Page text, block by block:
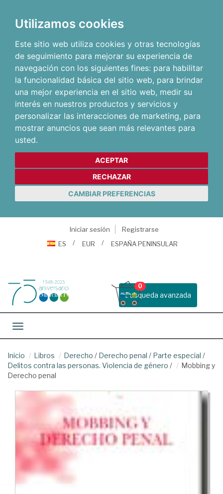
Utilizamos cookies
Este sitio web utiliza cookies y otras tecnologías
de seguimiento para mejorar su experiencia de
navegación con los siguientes fines: para habilitar
la funcionalidad básica del sitio web, para brindar
una mejor experiencia en el sitio web, medir su
interés en nuestros productos y servicios y
personalizar las interacciones de marketing, para
mostrar anuncios que sean más relevantes para
usted.
ACEPTAR
RECHAZAR
CAMBIAR PREFERENCIAS
Iniciar sesión
Registrarse
ES
EUR ESPAÑA PENINSULAR
Busqueda avanzada
0
Toggle navigation
Inicio Libros Derecho / Derecho penal / Parte especial /
Delitos contra las personas. Violencia de género /
Mobbing y
Derecho penal